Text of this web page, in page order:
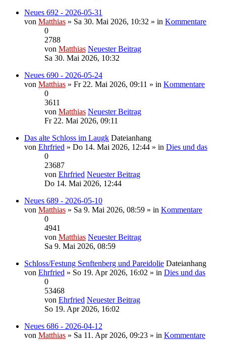
Neues 692 - 2026-05-31
von Matthias » Sa 30. Mai 2026, 10:32 » in Kommentare
0
2788
von Matthias Neuester Beitrag
Sa 30. Mai 2026, 10:32
Neues 690 - 2026-05-24
von Matthias » Fr 22. Mai 2026, 09:11 » in Kommentare
0
3611
von Matthias Neuester Beitrag
Fr 22. Mai 2026, 09:11
Das alte Schloss im Laugk Dateianhang
von Ehrfried » Do 14. Mai 2026, 12:44 » in Dies und das
0
23687
von Ehrfried Neuester Beitrag
Do 14. Mai 2026, 12:44
Neues 689 - 2026-05-10
von Matthias » Sa 9. Mai 2026, 08:59 » in Kommentare
0
4941
von Matthias Neuester Beitrag
Sa 9. Mai 2026, 08:59
Schloss/Festung Senftenberg und Pareidolie Dateianhang
von Ehrfried » So 19. Apr 2026, 16:02 » in Dies und das
0
53468
von Ehrfried Neuester Beitrag
So 19. Apr 2026, 16:02
Neues 686 - 2026-04-12
von Matthias » Sa 11. Apr 2026, 09:23 » in Kommentare